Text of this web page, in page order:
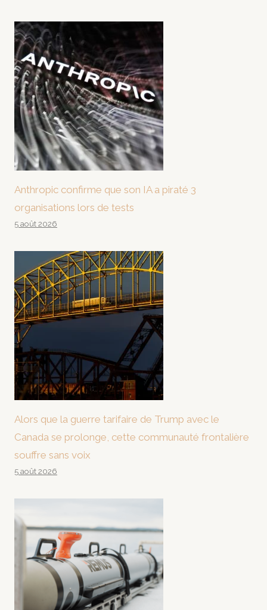
Anthropic confirme que son IA a piraté 3
organisations lors de tests
5 août 2026
Alors que la guerre tarifaire de Trump avec le
Canada se prolonge, cette communauté frontalière
souffre sans voix
5 août 2026